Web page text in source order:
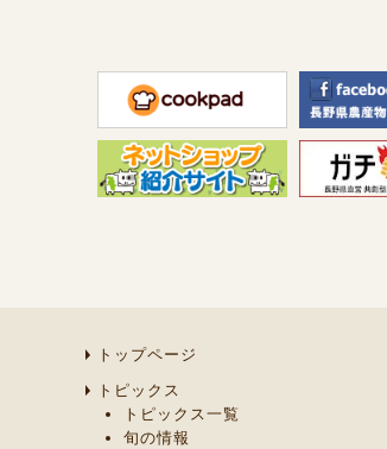
トップページ
トピックス
トピックス一覧
旬の情報